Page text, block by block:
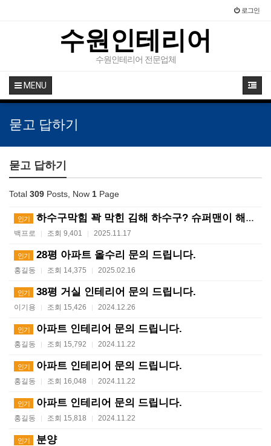
로그인
수원인테리어
수원인테리어 전문업체
MENU
묻고 답하기
묻고 답하기
Total 309 Posts, Now 1 Page
인기 하수구막힘 꽉 막힌 김해 하수구? 슈퍼맨이 해결사! ?…
백프로 | 조회 9,401 | 2025.11.17
인기 28평 아파트 올수리 문의 드립니다.
홍길동 | 조회 14,375 | 2025.02.16
인기 38평 거실 인테리어 문의 드립니다.
이기용 | 조회 15,426 | 2024.12.26
인기 아파트 인테리어 문의 드립니다.
홍길동 | 조회 15,792 | 2024.11.22
인기 아파트 인테리어 문의 드립니다.
홍길동 | 조회 16,048 | 2024.11.22
인기 아파트 인테리어 문의 드립니다.
홍길동 | 조회 15,818 | 2024.11.22
인기 분양